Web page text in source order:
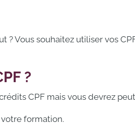
? Vous souhaitez utiliser vos
?
CPF mais vous devrez
formation.